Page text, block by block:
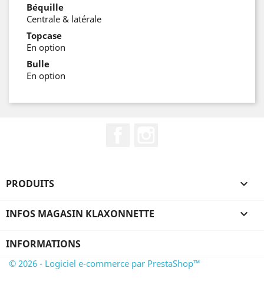
Béquille
Centrale & latérale
Topcase
En option
Bulle
En option
PRODUITS 
INFOS MAGASIN KLAXONNETTE 
INFORMATIONS
© 2026 - Logiciel e-commerce par PrestaShop™